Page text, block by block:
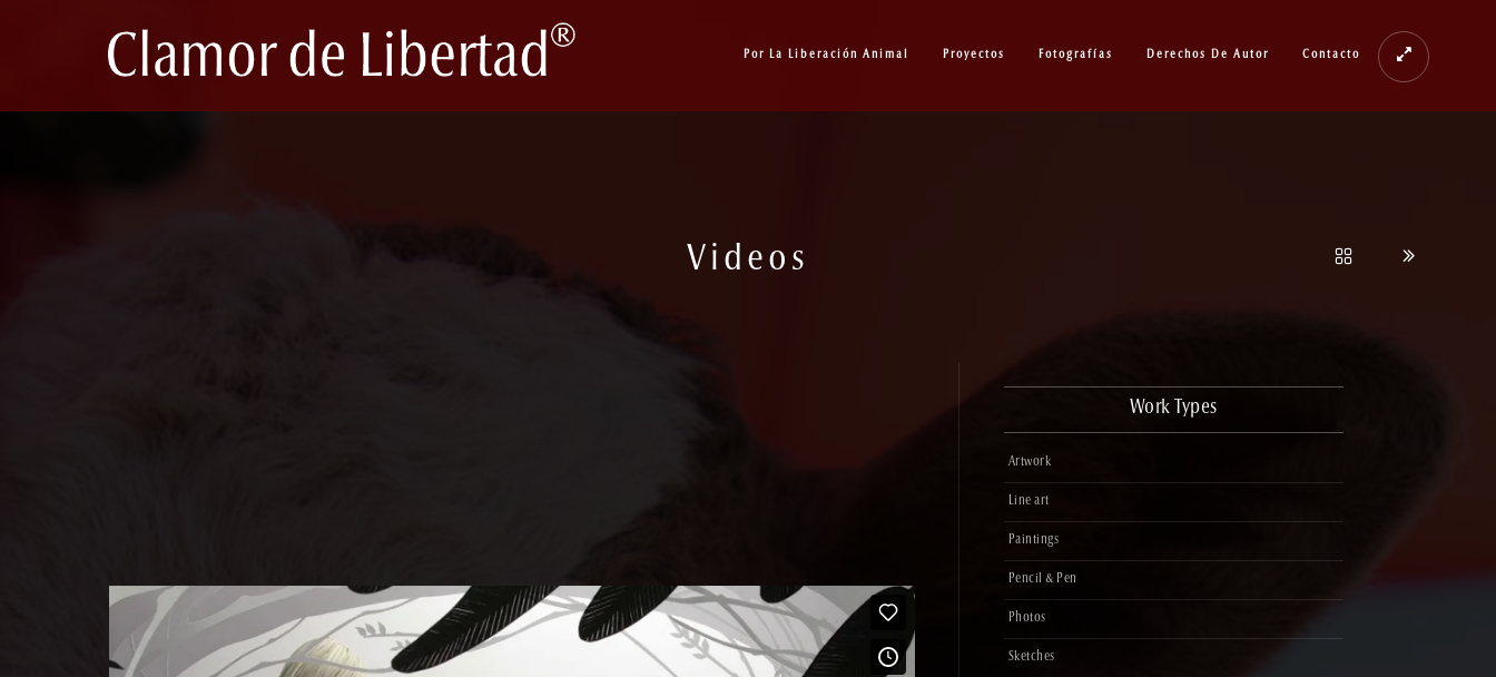
Por La Liberación Animal Proyectos Fotografías Derechos De Autor Contacto
Videos
Work Types
Artwork
Line art
Paintings
Pencil & Pen
Photos
Sketches